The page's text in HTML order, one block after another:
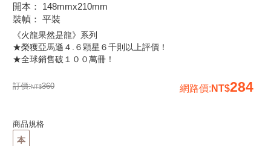
開本 ：
148mmx210mm
裝幀： 平裝
《火龍果然是龍》系列
★榮獲亞馬遜４.６顆星６千則以上評價！
★全球銷售破１００萬冊！
訂價: 360 網路價: 284
商品規格
本